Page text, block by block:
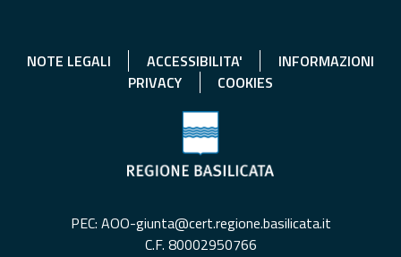
NOTE LEGALI ACCESSIBILITA'
INFORMAZIONI
PRIVACY
COOKIES
PEC: AOO-giunta@cert.regione.basilicata.it
C.F. 80002950766